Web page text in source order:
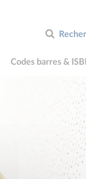
Codes barres &